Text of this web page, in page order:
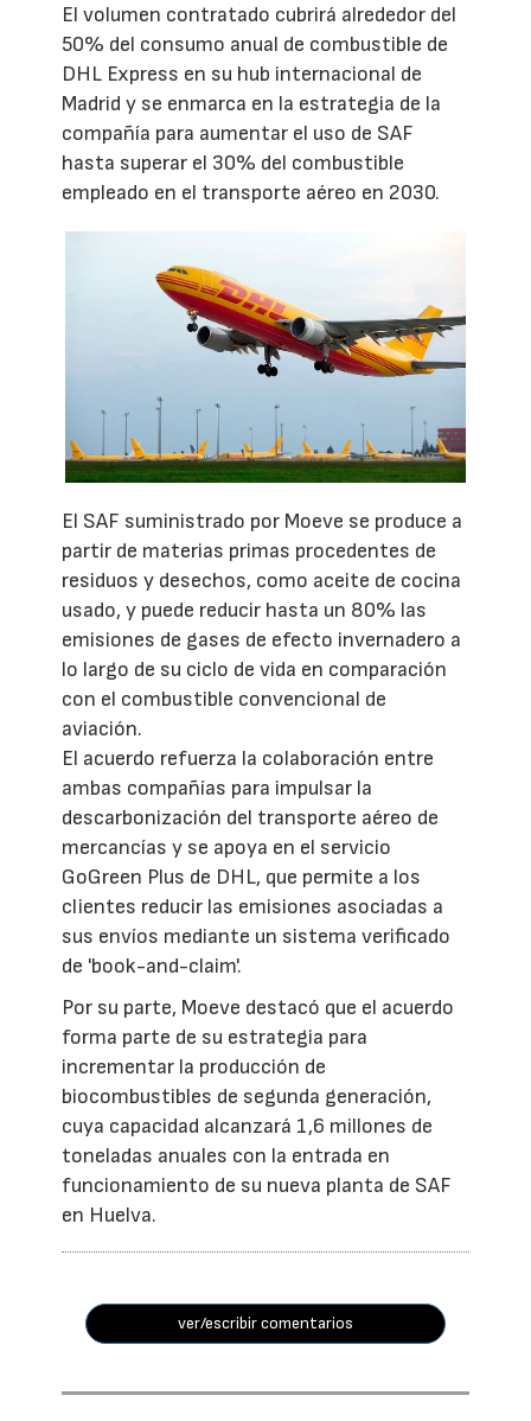
El volumen contratado cubrirá alrededor del
50% del consumo anual de combustible de
DHL Express en su hub internacional de
Madrid y se enmarca en la estrategia de la
compañía para aumentar el uso de SAF
hasta superar el 30% del combustible
empleado en el transporte aéreo en 2030.
El SAF suministrado por Moeve se produce a
partir de materias primas procedentes de
residuos y desechos, como aceite de cocina
usado, y puede reducir hasta un 80% las
emisiones de gases de efecto invernadero a
lo largo de su ciclo de vida en comparación
con el combustible convencional de
aviación.
El acuerdo refuerza la colaboración entre
ambas compañías para impulsar la
descarbonización del transporte aéreo de
mercancías y se apoya en el servicio
GoGreen Plus de DHL, que permite a los
clientes reducir las emisiones asociadas a
sus envíos mediante un sistema verificado
de 'book-and-claim'.
Por su parte, Moeve destacó que el acuerdo
forma parte de su estrategia para
incrementar la producción de
biocombustibles de segunda generación,
cuya capacidad alcanzará 1,6 millones de
toneladas anuales con la entrada en
funcionamiento de su nueva planta de SAF
en Huelva.
ver/escribir comentarios